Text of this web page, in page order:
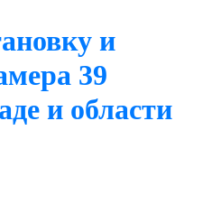
и
39
и области